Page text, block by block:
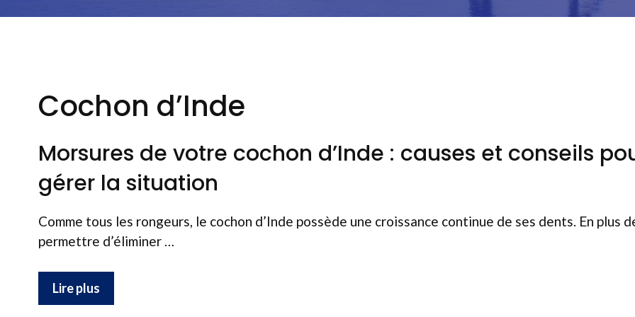
Cochon d’Inde
Morsures de votre cochon d’Inde : causes et conseils
gérer la situation
Comme tous les rongeurs, le cochon d’Inde possède une croissance continue de ses dents. En plus
permettre d’éliminer …
Lire plus